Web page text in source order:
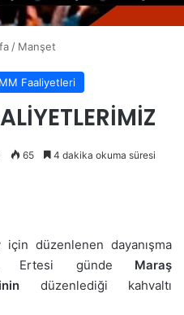
/ Manşet
Faaliyetleri
65 4 dakika okuma süresi
için düzenlenen dayanışma
Ertesi günde Maraş
düzenlediği kahvaltı